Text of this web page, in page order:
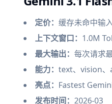
定价： 缓存未命中输
上下文窗口： 1.0M
最大输出： 每次请求
能力： text、vision
亮点： Fastest
发布时间： 2026-03